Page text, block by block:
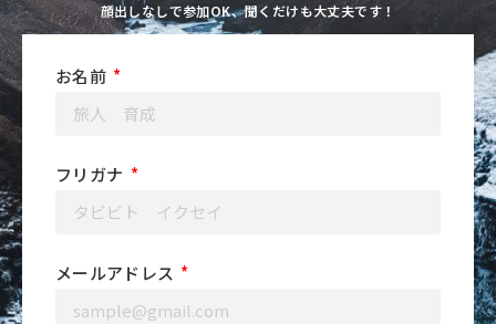
顔出しなしで参加OK、聞くだけも大丈夫です！
お名前
フリガナ
メールアドレス